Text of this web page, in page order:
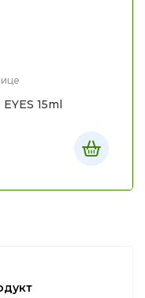
15ml